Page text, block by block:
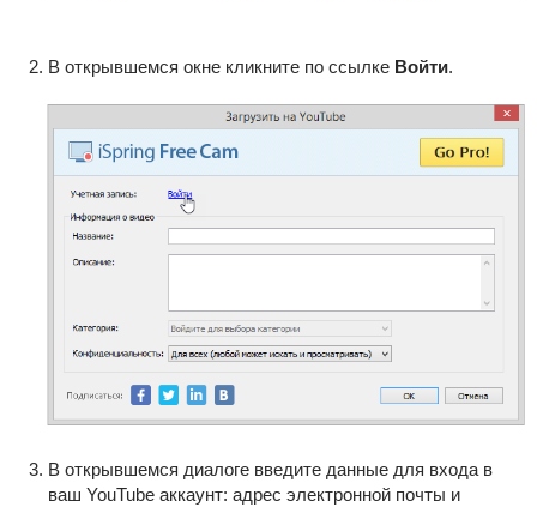
В открывшемся окне кликните по ссылке Войти.
В открывшемся диалоге введите данные для входа в
ваш YouTube аккаунт: адрес электронной почты и